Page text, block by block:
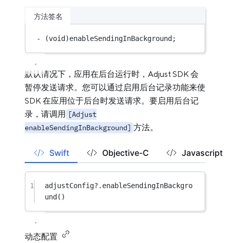
方法签名
- (void )enableSendingInBackground;
默认情况下，应用在后台运行时，Adjust SDK 会
暂停发送请求。您可以通过启用后台记录功能来使
SDK 在应用位于后台时发送请求。要启用后台记
录，请调用 [Adjust
enableSendingInBackground] 方法。
Swift Objective-C Javascript
1 adjustConfig? . enableSendingInBackgro
und ()
动态配置